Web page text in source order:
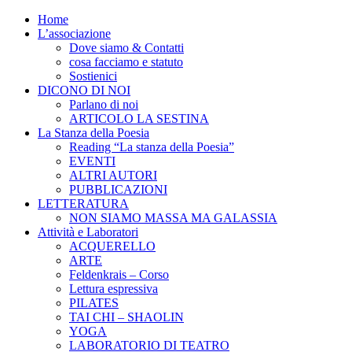
Home
L’associazione
Dove siamo & Contatti
cosa facciamo e statuto
Sostienici
DICONO DI NOI
Parlano di noi
ARTICOLO LA SESTINA
La Stanza della Poesia
Reading “La stanza della Poesia”
EVENTI
ALTRI AUTORI
PUBBLICAZIONI
LETTERATURA
NON SIAMO MASSA MA GALASSIA
Attività e Laboratori
ACQUERELLO
ARTE
Feldenkrais – Corso
Lettura espressiva
PILATES
TAI CHI – SHAOLIN
YOGA
LABORATORIO DI TEATRO